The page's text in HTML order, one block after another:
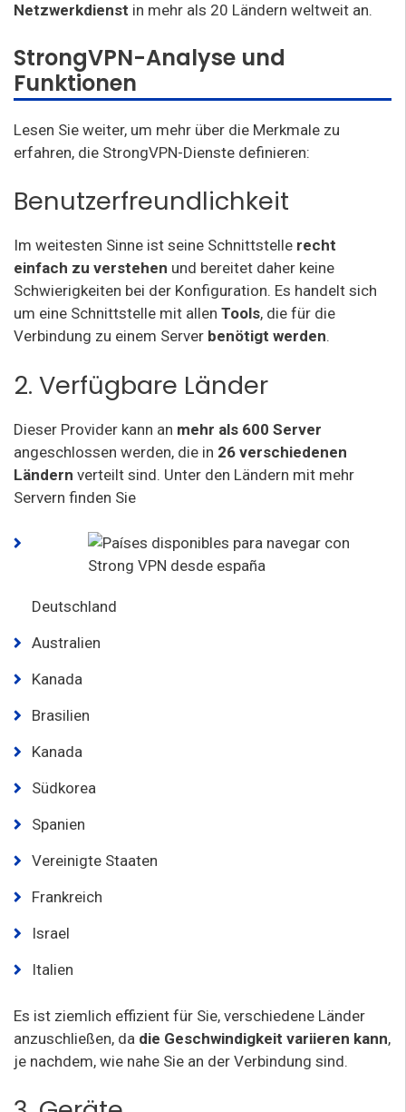
Netzwerkdienst in mehr als 20 Ländern weltweit an.
StrongVPN-Analyse und
Funktionen
Lesen Sie weiter, um mehr über die Merkmale zu
erfahren, die StrongVPN-Dienste definieren:
Benutzerfreundlichkeit
Im weitesten Sinne ist seine Schnittstelle recht
einfach zu verstehen und bereitet daher keine
Schwierigkeiten bei der Konfiguration. Es handelt sich
um eine Schnittstelle mit allen Tools, die für die
Verbindung zu einem Server benötigt werden.
2. Verfügbare Länder
Dieser Provider kann an mehr als 600 Server
angeschlossen werden, die in 26 verschiedenen
Ländern verteilt sind. Unter den Ländern mit mehr
Servern finden Sie
Deutschland
Australien
Kanada
Brasilien
Kanada
Südkorea
Spanien
Vereinigte Staaten
Frankreich
Israel
Italien
Es ist ziemlich effizient für Sie, verschiedene Länder
anzuschließen, da die Geschwindigkeit variieren kann,
je nachdem, wie nahe Sie an der Verbindung sind.